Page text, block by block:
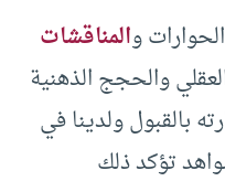
والمناقشات
والحجج الذهنية
بالقبول ولدينا في
تؤكد ذلك